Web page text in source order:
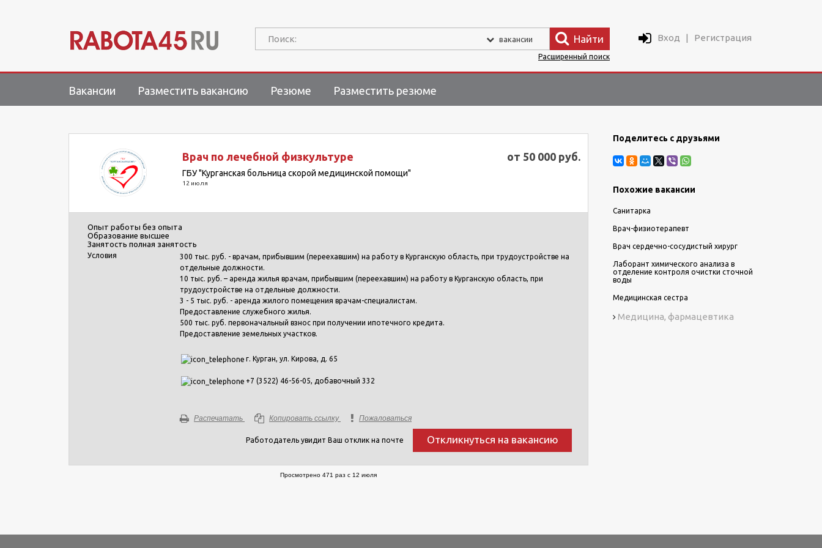
Поиск: вакансии Найти Вход | Регистрация
Расширенный поиск
Вакансии Разместить вакансию Резюме Разместить резюме
Врач по лечебной физкультуре от 50 000 руб.
ГБУ "Курганская больница скорой медицинской помощи"
12 июля
Опыт работы без опыта
Образование высшее
Занятость полная занятость
Условия
300 тыс. руб. - врачам, прибывшим (переехавшим) на работу в Курганскую область, при трудоустройстве на
отдельные должности.
10 тыс. руб. – аренда жилья врачам, прибывшим (переехавшим) на работу в Курганскую область, при
трудоустройстве на отдельные должности.
3 - 5 тыс. руб. - аренда жилого помещения врачам-специалистам.
Предоставление служебного жилья.
500 тыс. руб. первоначальный взнос при получении ипотечного кредита.
Предоставление земельных участков.
г. Курган, ул. Кирова, д. 65
+7 (3522) 46-56-05, добавочный 332
Распечатать Копировать ссылку Пожаловаться
Работодатель увидит Ваш отклик на почте Откликнуться на вакансию
Просмотрено 471 раз с 12 июля
Поделитесь с друзьями
Похожие вакансии
Санитарка
Врач-физиотерапевт
Врач сердечно-сосудистый хирург
Лаборант химического анализа в
отделение контроля очистки сточной
воды
Медицинская сестра
Медицина, фармацевтика